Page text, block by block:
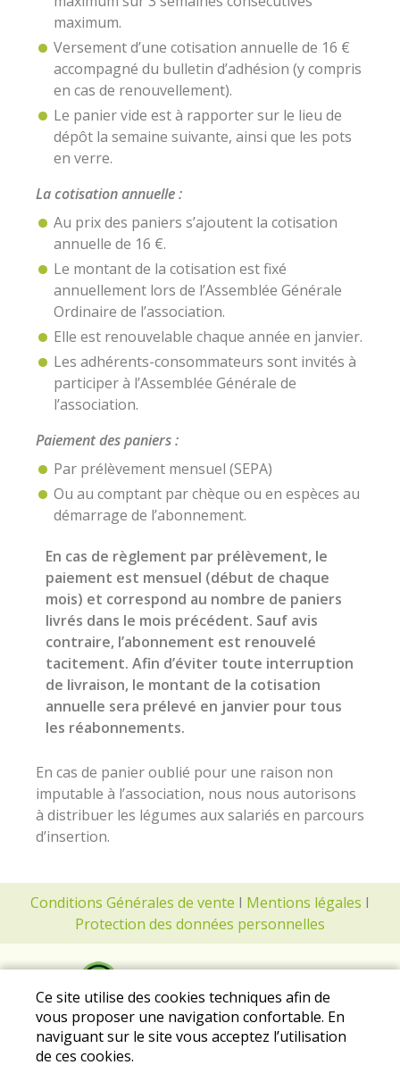
maximum.
Versement d’une cotisation annuelle de 16 €
accompagné du bulletin d’adhésion (y compris
en cas de renouvellement).
Le panier vide est à rapporter sur le lieu de
dépôt la semaine suivante, ainsi que les pots
en verre.
La cotisation annuelle :
Au prix des paniers s’ajoutent la cotisation
annuelle de 16 €.
Le montant de la cotisation est fixé
annuellement lors de l’Assemblée Générale
Ordinaire de l’association.
Elle est renouvelable chaque année en janvier.
Les adhérents-consommateurs sont invités à
participer à l’Assemblée Générale de
l’association.
Paiement des paniers :
Par prélèvement mensuel (SEPA)
Ou au comptant par chèque ou en espèces au
démarrage de l’abonnement.
En cas de règlement par prélèvement, le
paiement est mensuel (début de chaque
mois) et correspond au nombre de paniers
livrés dans le mois précédent. Sauf avis
contraire, l’abonnement est renouvelé
tacitement. Afin d’éviter toute interruption
de livraison, le montant de la cotisation
annuelle sera prélevé en janvier pour tous
les réabonnements.
En cas de panier oublié pour une raison non
imputable à l’association, nous nous autorisons
à distribuer les légumes aux salariés en parcours
d’insertion.
Conditions Générales de vente I Mentions légales I
Protection des données personnelles
Ce site utilise des cookies techniques afin de
vous proposer une navigation confortable. En
naviguant sur le site vous acceptez l’utilisation
de ces cookies.